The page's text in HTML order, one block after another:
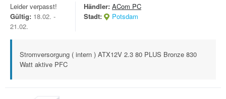
Leider verpasst!
Gültig: 18.02. -
21.02.
Händler: ACom PC
Stadt:
Potsdam
Stromversorgung ( intern ) ATX12V 2.3 80 PLUS Bronze 830
Watt aktive PFC